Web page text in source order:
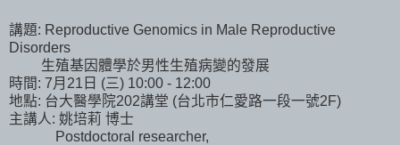
講題: Reproductive Genomics in Male Reproductive
Disorders
生殖基因體學於男性生殖病變的發展
時間: 7月21日 (三) 10:00 - 12:00
地點: 台大醫學院202講堂 (台北市仁愛路一段一號2F)
主講人: 姚培莉 博士
Postdoctoral researcher,